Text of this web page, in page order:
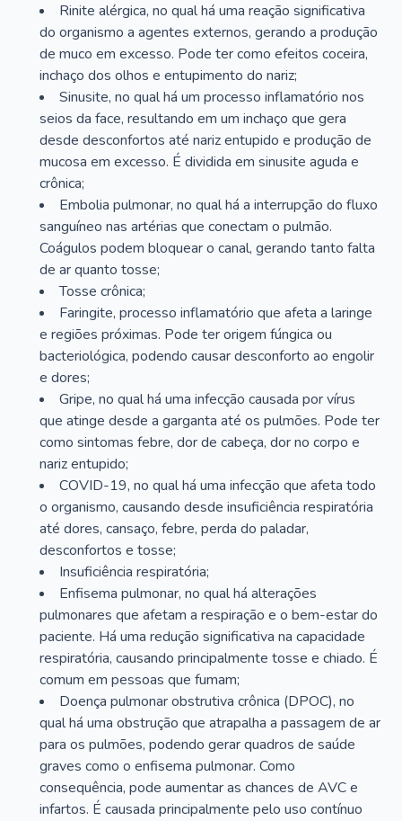
Rinite alérgica, no qual há uma reação significativa
do organismo a agentes externos, gerando a produção
de muco em excesso. Pode ter como efeitos coceira,
inchaço dos olhos e entupimento do nariz;
Sinusite, no qual há um processo inflamatório nos
seios da face, resultando em um inchaço que gera
desde desconfortos até nariz entupido e produção de
mucosa em excesso. É dividida em sinusite aguda e
crônica;
Embolia pulmonar, no qual há a interrupção do fluxo
sanguíneo nas artérias que conectam o pulmão.
Coágulos podem bloquear o canal, gerando tanto falta
de ar quanto tosse;
Tosse crônica;
Faringite, processo inflamatório que afeta a laringe
e regiões próximas. Pode ter origem fúngica ou
bacteriológica, podendo causar desconforto ao engolir
e dores;
Gripe, no qual há uma infecção causada por vírus
que atinge desde a garganta até os pulmões. Pode ter
como sintomas febre, dor de cabeça, dor no corpo e
nariz entupido;
COVID-19, no qual há uma infecção que afeta todo
o organismo, causando desde insuficiência respiratória
até dores, cansaço, febre, perda do paladar,
desconfortos e tosse;
Insuficiência respiratória;
Enfisema pulmonar, no qual há alterações
pulmonares que afetam a respiração e o bem-estar do
paciente. Há uma redução significativa na capacidade
respiratória, causando principalmente tosse e chiado. É
comum em pessoas que fumam;
Doença pulmonar obstrutiva crônica (DPOC), no
qual há uma obstrução que atrapalha a passagem de ar
para os pulmões, podendo gerar quadros de saúde
graves como o enfisema pulmonar. Como
consequência, pode aumentar as chances de AVC e
infartos. É causada principalmente pelo uso contínuo